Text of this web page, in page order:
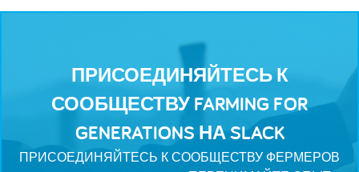
ПРИСОЕДИНЯЙТЕСЬ К
СООБЩЕСТВУ FARMING FOR
GENERATIONS НА SLACK
ПРИСОЕДИНЯЙТЕСЬ К СООБЩЕСТВУ ФЕРМЕРОВ